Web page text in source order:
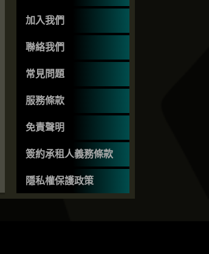
加入我們
聯絡我們
常見問題
服務條款
免責聲明
簽約承租人義務條款
隱私權保護政策